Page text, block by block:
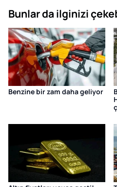
Bunlar da ilginizi
Benzine bir zam daha geliyor